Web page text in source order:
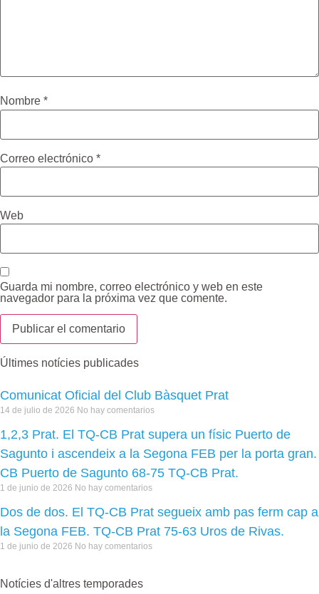
Nombre *
Correo electrónico *
Web
Guarda mi nombre, correo electrónico y web en este
navegador para la próxima vez que comente.
Últimes notícies publicades
Comunicat Oficial del Club Bàsquet Prat
14 de julio de 2026 No hay comentarios
1,2,3 Prat. El TQ-CB Prat supera un físic Puerto de
Sagunto i ascendeix a la Segona FEB per la porta gran.
CB Puerto de Sagunto 68-75 TQ-CB Prat.
1 de junio de 2026 No hay comentarios
Dos de dos. El TQ-CB Prat segueix amb pas ferm cap a
la Segona FEB. TQ-CB Prat 75-63 Uros de Rivas.
1 de junio de 2026 No hay comentarios
Notícies d'altres temporades